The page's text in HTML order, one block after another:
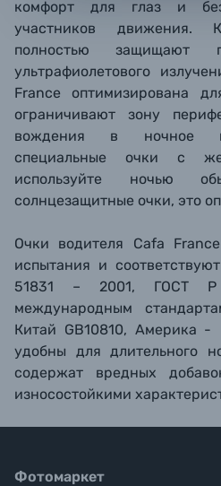
комфорт для глаз и
участников движения.
полностью защищают
ультрафиолетового
France оптимизирована
ограничивают зону
вождения в ночное
специальные очки с
используйте ночью
солнцезащитные очки, это
Очки водителя Cafa
испытания и
51831 – 2001, ГОСТ
международным
Китай GB10810, Америка
удобны для длительного
содержат вредных
износостойкими
Фотомаркет